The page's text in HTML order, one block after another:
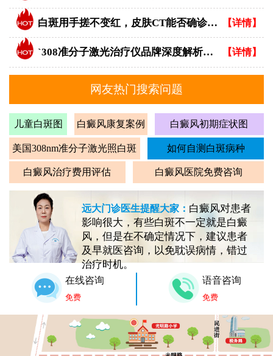
白斑用手搓不变红，皮肤CT能否确诊白癜风？ 【详情】
`308准分子激光治疗仪品牌深度解析：专业视角下的优选指南` 【详情】
网友热门搜索问题
儿童白斑图 白癜风康复案例 白癜风初期症状图
美国308nm准分子激光照白斑 如何自测白斑病种
白癜风治疗费用评估 白癜风医院免费咨询
远大门诊医生提醒大家： 白癜风对患者
影响很大，有些白斑不一定就是白癜
风，但是在不确定情况下，建议患者
及早就医咨询，以免耽误病情，错过
治疗时机。
在线咨询
免费
语音咨询
免费